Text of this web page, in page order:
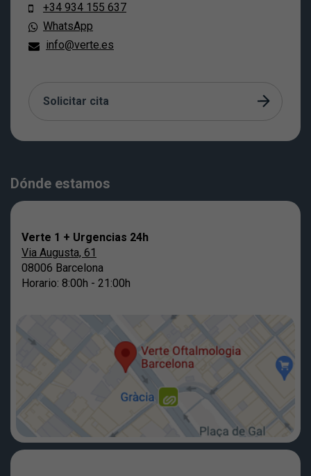
+34 934 155 637
WhatsApp
info@verte.es
Solicitar cita
Dónde estamos
Verte 1 + Urgencias 24h
Via Augusta, 61
08006 Barcelona
Horario: 8:00h - 21:00h